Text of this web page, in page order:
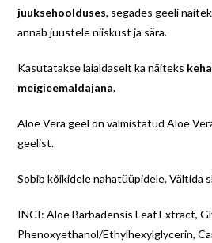
juuksehoolduses, segades geeli
annab juustele niiskust ja sära.
Kasutatakse laialdaselt ka näiteks
meigieemaldajana.
Aloe Vera geel on valmistatud Aloe
geelist.
Sobib kõikidele nahatüüpidele. Vältida
INCI: Aloe Barbadensis Leaf Extract,
Phenoxyethanol/Ethylhexylglycerin,